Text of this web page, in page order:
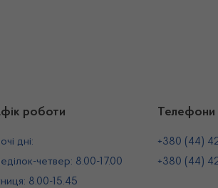
роботи
дні:
четвер: 8.00-17.00
8.00-15.45
Телефони
+380 (44)
+380 (44)